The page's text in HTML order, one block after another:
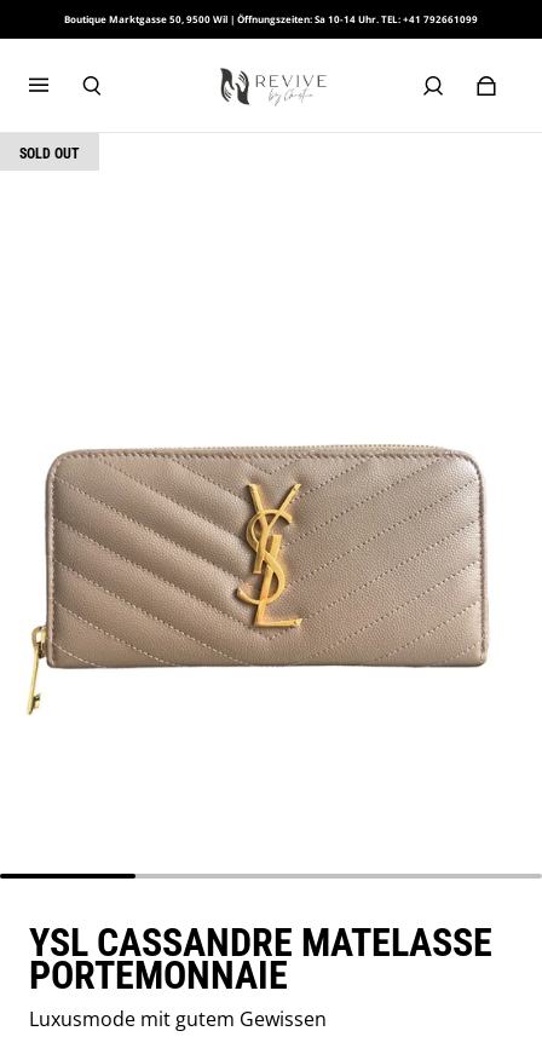
Boutique Marktgasse 50, 9500 Wil | Öffnungszeiten: Sa 10-14 Uhr. TEL: +41 792661099
SOLD OUT
YSL CASSANDRE MATELASSE
PORTEMONNAIE
Luxusmode mit gutem Gewissen